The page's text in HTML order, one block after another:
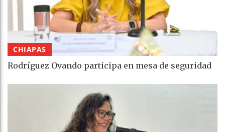
CHIAPAS
Rodríguez Ovando participa en mesa de seguridad